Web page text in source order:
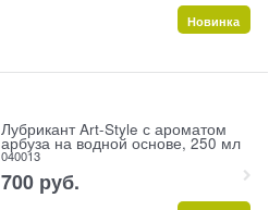
Новинка
Лубрикант Art-Style с ароматом
арбуза на водной основе, 250 мл
040013
700 руб.